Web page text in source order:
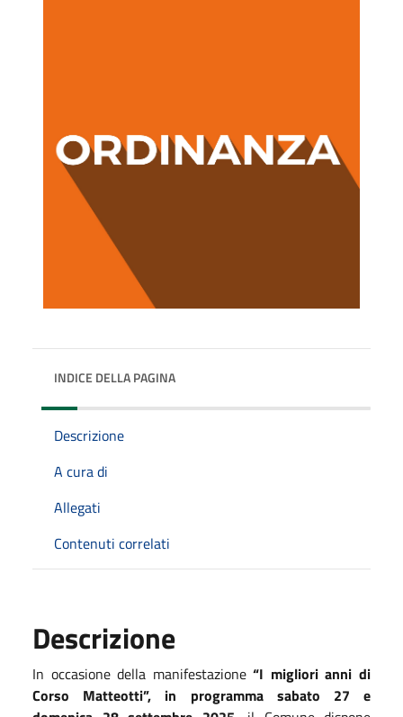
INDICE DELLA PAGINA
Descrizione
A cura di
Allegati
Contenuti correlati
Descrizione
In occasione della manifestazione“I migliori anni di
Corso Matteotti”, in programma sabato 27 e